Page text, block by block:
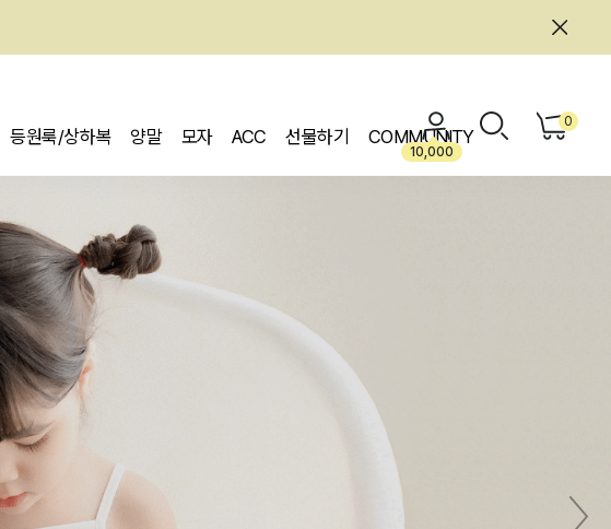
등원룩/상하복 양말 모자 ACC 선물하기 COMMUNITY
10,000
0